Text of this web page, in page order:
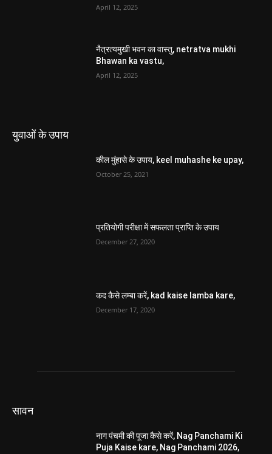
April 12, 2025
नैत्रत्यमुखी भवन का वास्तु, netratva mukhi
Bhawan ka vastu,
April 12, 2025
युवाओं के उपाय
कील मुंहासे के उपाय, keel muhashe ke upay,
October 25, 2021
प्रतियोगी परीक्षा में सफलता प्राप्ति के उपाय
December 27, 2020
कद कैसे लम्बा करें, kad kaise lamba kare,
December 17, 2020
सावन
नाग पंचमी की पूजा कैसे करें, Nag Panchami Ki
Puja Kaise kare, Nag Panchami 2026,